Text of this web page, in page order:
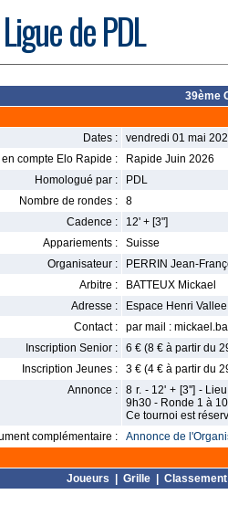
de PDL
39ème
Dates :
vendredi 01 mai
en compte Elo Rapide :
Rapide Juin 2026
Homologué par :
PDL
Nombre de rondes :
8
Cadence :
12' + [3"]
Appariements :
Suisse
Organisateur :
PERRIN Jean-
Arbitre :
BATTEUX Mickael
Adresse :
Espace Henri
Contact :
par mail :
Inscription Senior :
6 € (8 € à partir du
Inscription Jeunes :
3 € (4 € à partir du
Annonce :
8 r. - 12' + [3''] -
9h30 - Ronde 1 à
Ce tournoi est
complémentaire :
Annonce de
Joueurs Grille| Classement